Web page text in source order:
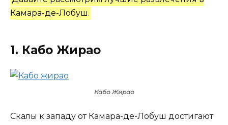
Камара-де-Лобуш.
1. Кабо Жирао
Кабо Жирао
Скалы к западу от Камара-де-Лобуш достигают